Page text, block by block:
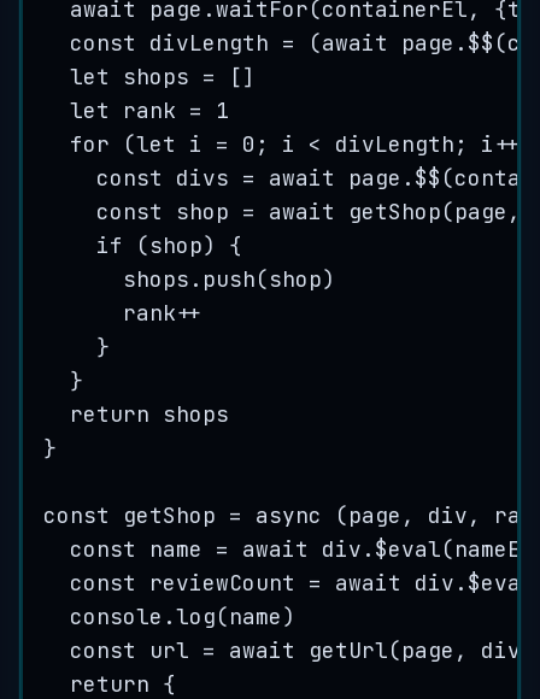
await page .waitFor(containerEl, {
const
divLength = (await page . $$ (
let
shops =
[]
let
rank =
1
for
(let i = 0 ; i < divLength ; i++
const
divs = await page . $$ (
const
shop = await getShop(page ,
if
(shop)
{
shops . push(shop)
rank++
}
}
return shops
}
const getShop = async (page , div,
const
name = await div . $eval(nameEl
const
reviewCount = await div . $eval
console .log(name)
const
url = await getUrl(page , div
return {